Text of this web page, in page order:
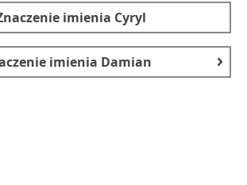
imienia Cyryl
imienia Damian